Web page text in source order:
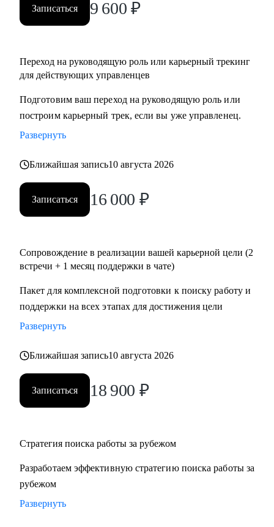
Записаться 9 600 ₽
Переход на руководящую роль или карьерный трекинг
для действующих управленцев
Подготовим ваш переход на руководящую роль или
построим карьерный трек, если вы уже управленец.
Развернуть
Ближайшая запись10 августа 2026
Записаться 16 000 ₽
Сопровождение в реализации вашей карьерной цели (2
встречи + 1 месяц поддержки в чате)
Пакет для комплексной подготовки к поиску работу и
поддержки на всех этапах для достижения цели
Развернуть
Ближайшая запись10 августа 2026
Записаться 18 900 ₽
Стратегия поиска работы за рубежом
Разработаем эффективную стратегию поиска работы за
рубежом
Развернуть